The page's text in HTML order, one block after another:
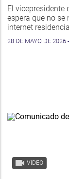
El vicepresidente
espera que no
internet
28 DE MAYO DE 2026
VIDEO